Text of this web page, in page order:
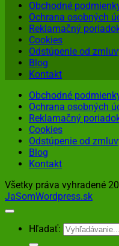
Obchodné
Ochrana osobných
Reklamačný
Cookies
Odstúpenie od
Blog
Kontakt
Obchodné
Ochrana osobných
Reklamačný
Cookies
Odstúpenie od
Blog
Kontakt
Všetky práva vyhradené
JaSomWordpress.sk
Hľadať: